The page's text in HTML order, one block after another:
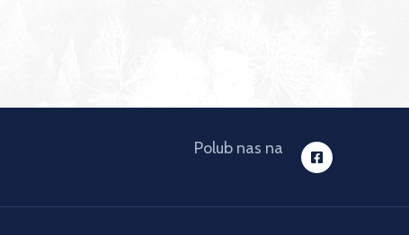
Polub nas na